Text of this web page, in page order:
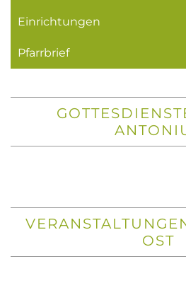
Einrichtungen
Pfarrbrief
OST